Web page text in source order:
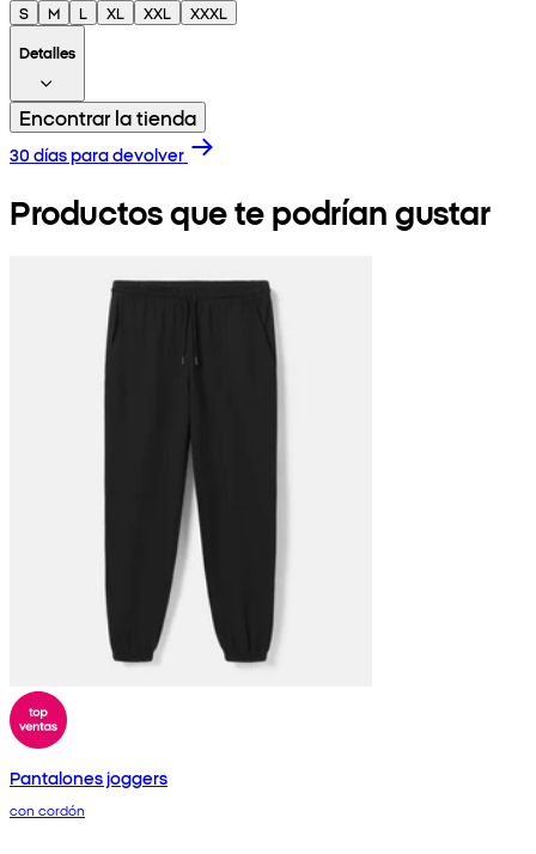
S M L XL XXL
XXXL
Detalles
Encontrar la tienda
30 días para devolver
Productos que te podrían gustar
Pantalones joggers
con cordón